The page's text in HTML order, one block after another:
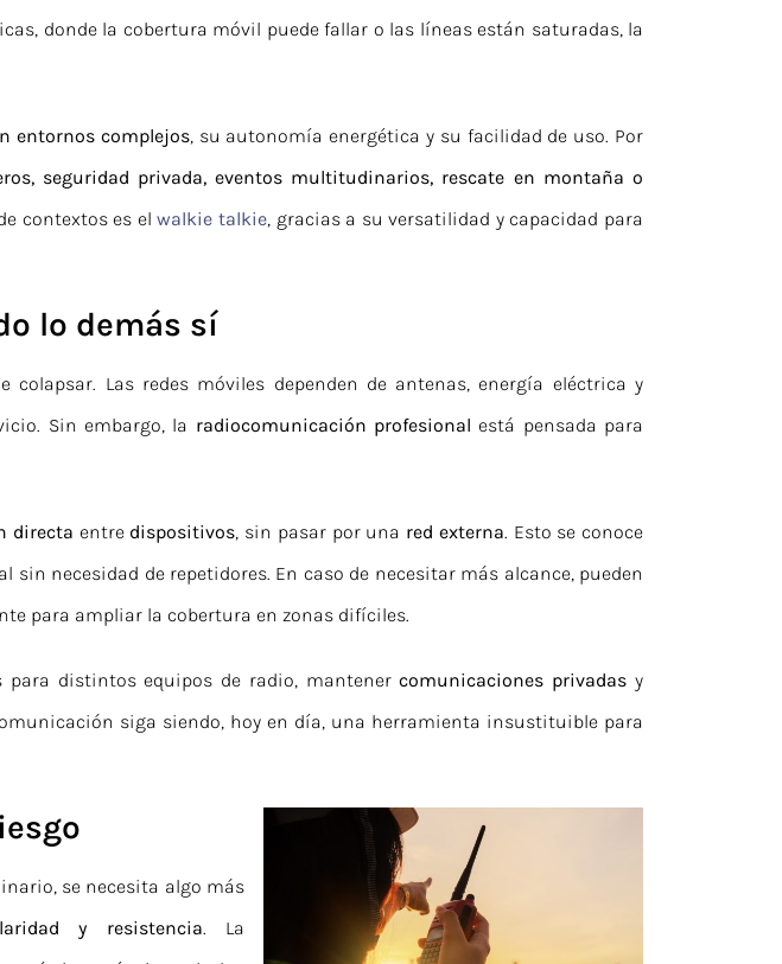
donde la cobertura móvil puede fallar o las líneas están saturadas, la
entornos complejos, su autonomía energética y su facilidad de uso. Por
seguridad privada, eventos multitudinarios, rescate en montaña o
contextos es elwalkie talkie, gracias a su versatilidad y capacidad para
lo demás sí
Las redes móviles dependen de antenas, energía eléctrica y
Sin embargo, la radiocomunicación profesional está pensada para
directa entre dispositivos, sin pasar por una red externa. Esto se conoce
necesidad de repetidores. En caso de necesitar más alcance, pueden
para ampliar la cobertura en zonas difíciles.
para distintos equipos de radio, mantenercomunicaciones privadas y
siga siendo, hoy en día, una herramienta insustituible para
se necesita algo más
y resistencia. La